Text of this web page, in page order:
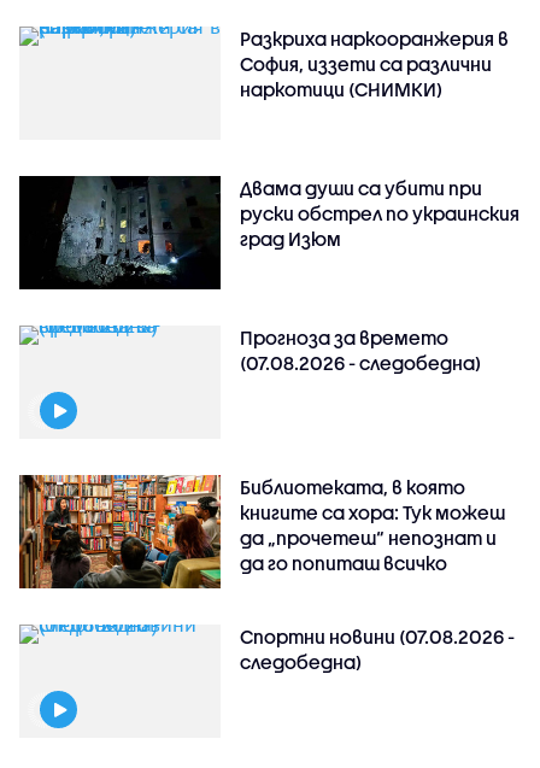
Разкриха наркооранжерия в
София, иззети са различни
наркотици (СНИМКИ)
Двама души са убити при
руски обстрeл по украинския
град Изюм
Прогноза за времето
(07.08.2026 - следобедна)
Библиотеката, в която
книгите са хора: Тук можеш
да „прочетеш“ непознат и
да го попиташ всичко
Спортни новини (07.08.2026 -
следобедна)